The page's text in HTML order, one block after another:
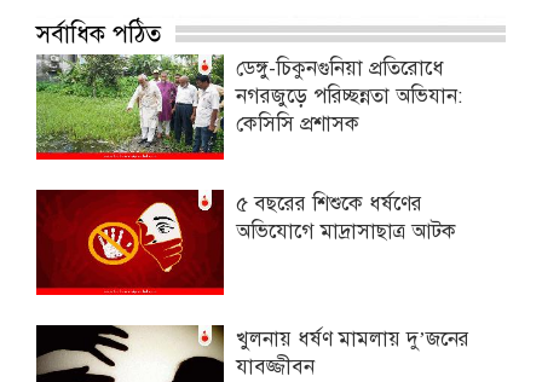
সর্বাধিক পঠিত
ডেঙ্গু-চিকুনগুনিয়া প্রতিরোধে
নগরজুড়ে পরিচ্ছন্নতা অভিযান:
কেসিসি প্রশাসক
৫ বছরের শিশুকে ধর্ষণের
অভিযোগে মাদ্রাসাছাত্র আটক
খুলনায় ধর্ষণ মামলায় দু’জনের
যাবজ্জীবন